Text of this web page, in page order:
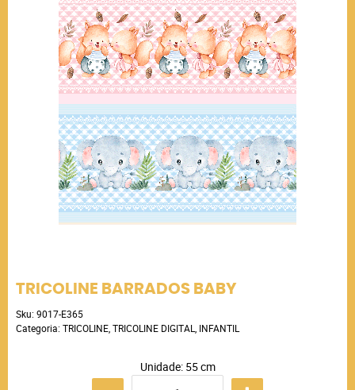
TRICOLINE BARRADOS BABY
Sku: 9017-E365
Categoria: TRICOLINE TRICOLINE DIGITAL INFANTIL
Unidade: 55 cm